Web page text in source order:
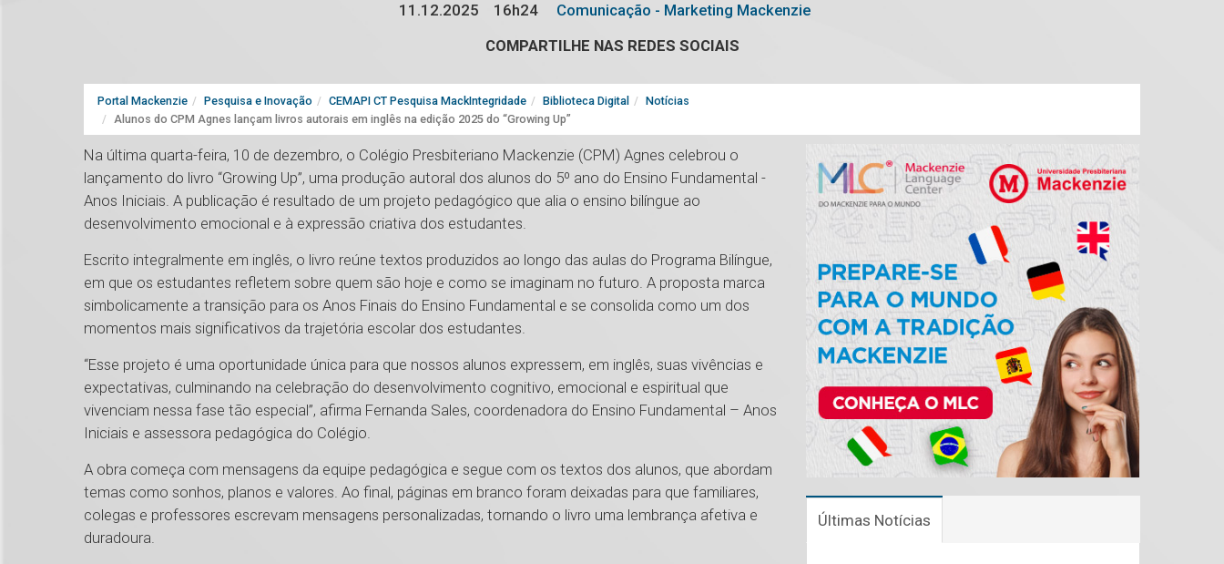
11.12.2025
16h24
Comunicação - Marketing Mackenzie
COMPARTILHE NAS REDES SOCIAIS
Portal Mackenzie Pesquisa e Inovação CEMAPI CT Pesquisa MackIntegridade Biblioteca Digital
Notícias
Alunos do CPM Agnes lançam livros autorais em inglês na edição 2025 do “Growing Up”
Na última quarta-feira, 10 de dezembro, o Colégio Presbiteriano Mackenzie (CPM) Agnes celebrou o
lançamento do livro “Growing Up”, uma produção autoral dos alunos do 5º ano do Ensino Fundamental -
Anos Iniciais. A publicação é resultado de um projeto pedagógico que alia o ensino bilíngue ao
desenvolvimento emocional e à expressão criativa dos estudantes.
Escrito integralmente em inglês, o livro reúne textos produzidos ao longo das aulas do Programa Bilíngue,
em que os estudantes refletem sobre quem são hoje e como se imaginam no futuro. A proposta marca
simbolicamente a transição para os Anos Finais do Ensino Fundamental e se consolida como um dos
momentos mais significativos da trajetória escolar dos estudantes.
“Esse projeto é uma oportunidade única para que nossos alunos expressem, em inglês, suas vivências e
expectativas, culminando na celebração do desenvolvimento cognitivo, emocional e espiritual que
vivenciam nessa fase tão especial”, afirma Fernanda Sales, coordenadora do Ensino Fundamental – Anos
Iniciais e assessora pedagógica do Colégio.
A obra começa com mensagens da equipe pedagógica e segue com os textos dos alunos, que abordam
temas como sonhos, planos e valores. Ao final, páginas em branco foram deixadas para que familiares,
colegas e professores escrevam mensagens personalizadas, tornando o livro uma lembrança afetiva e
duradoura.
Últimas Notícias